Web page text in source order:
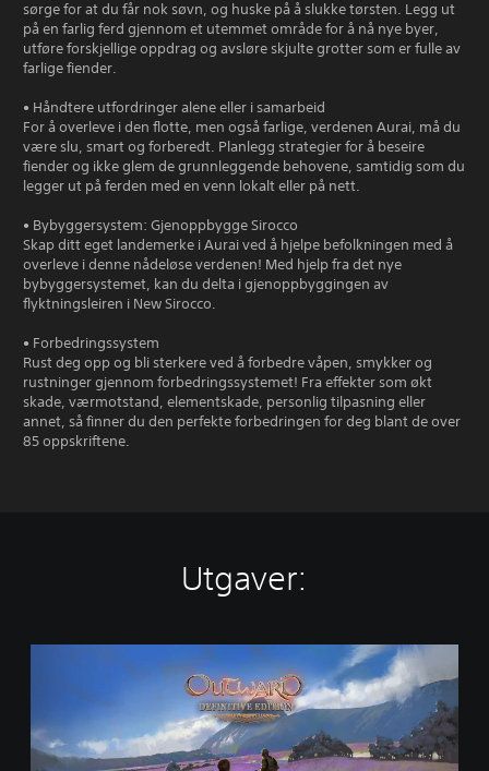
sørge for at du får nok søvn, og huske på å slukke tørsten. Legg ut
på en farlig ferd gjennom et utemmet område for å nå nye byer,
utføre forskjellige oppdrag og avsløre skjulte grotter som er fulle av
farlige fiender.
• Håndtere utfordringer alene eller i samarbeid
For å overleve i den flotte, men også farlige, verdenen Aurai, må du
være slu, smart og forberedt. Planlegg strategier for å beseire
fiender og ikke glem de grunnleggende behovene, samtidig som du
legger ut på ferden med en venn lokalt eller på nett.
• Bybyggersystem: Gjenoppbygge Sirocco
Skap ditt eget landemerke i Aurai ved å hjelpe befolkningen med å
overleve i denne nådeløse verdenen! Med hjelp fra det nye
bybyggersystemet, kan du delta i gjenoppbyggingen av
flyktningsleiren i New Sirocco.
• Forbedringssystem
Rust deg opp og bli sterkere ved å forbedre våpen, smykker og
rustninger gjennom forbedringssystemet! Fra effekter som økt
skade, værmotstand, elementskade, personlig tilpasning eller
annet, så finner du den perfekte forbedringen for deg blant de over
85 oppskriftene.
Utgaver:
a